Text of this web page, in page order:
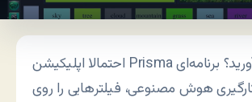
احتمالا اپلیکیشن Prisma را به خاطر می‌آورید؟ برنامه‌ای
هوش مصنوعی، فیلترهایی را روی